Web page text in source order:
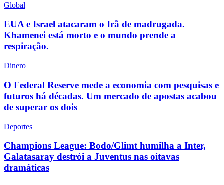
Global
EUA e Israel atacaram o Irã de madrugada.
Khamenei está morto e o mundo prende a
respiração.
Dinero
O Federal Reserve mede a economia com pesquisas e
futuros há décadas. Um mercado de apostas acabou
de superar os dois
Deportes
Champions League: Bodo/Glimt humilha a Inter,
Galatasaray destrói a Juventus nas oitavas
dramáticas